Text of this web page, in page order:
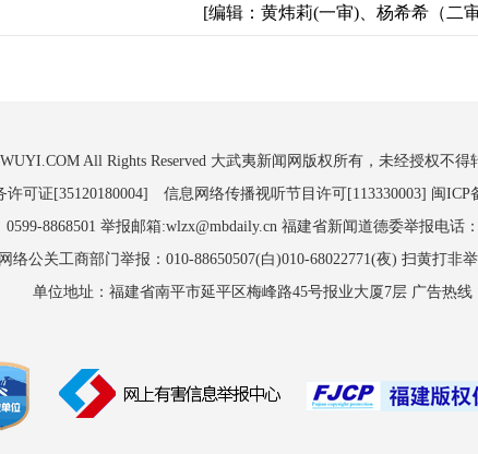
[编辑：黄炜莉(一审)、杨希希（二
All Rights Reserved 大武夷新闻网版权所有，未经授权不得
可证[35120180004] 信息网络传播视听节目许可[113330003] 闽ICP
8868501 举报邮箱:wlzx@mbdaily.cn 福建省新闻道德委举报电话
络公关工商部门举报：010-88650507(白)010-68022771(夜) 扫黄打非
单位地址：福建省南平市延平区梅峰路45号报业大厦7层 广告热线